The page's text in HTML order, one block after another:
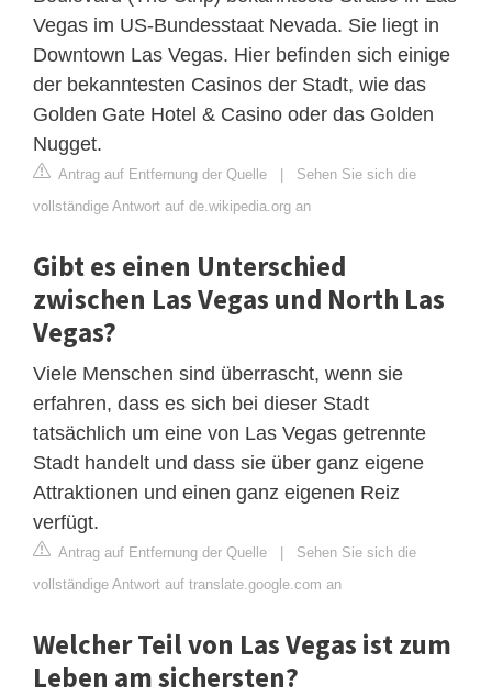
Vegas im US-Bundesstaat Nevada. Sie liegt in
Downtown Las Vegas. Hier befinden sich einige
der bekanntesten Casinos der Stadt, wie das
Golden Gate Hotel & Casino oder das Golden
Nugget.
Antrag auf Entfernung der Quelle | Sehen Sie sich die
vollständige Antwort auf de.wikipedia.org an
Gibt es einen Unterschied
zwischen Las Vegas und North Las
Vegas?
Viele Menschen sind überrascht, wenn sie
erfahren, dass es sich bei dieser Stadt
tatsächlich um eine von Las Vegas getrennte
Stadt handelt und dass sie über ganz eigene
Attraktionen und einen ganz eigenen Reiz
verfügt.
Antrag auf Entfernung der Quelle | Sehen Sie sich die
vollständige Antwort auf translate.google.com an
Welcher Teil von Las Vegas ist zum
Leben am sichersten?